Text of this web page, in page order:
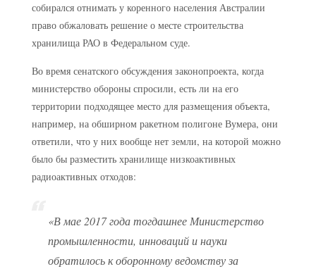
собирался отнимать у коренного населения Австралии
право обжаловать решение о месте строительства
хранилища РАО в Федеральном суде.
Во время сенатского обсуждения законопроекта, когда
министерство обороны спросили, есть ли на его
территории подходящее место для размещения объекта,
например, на обширном ракетном полигоне Вумера, они
ответили, что у них вообще нет земли, на которой можно
было бы разместить хранилище низкоактивных
радиоактивных отходов:
«В мае 2017 года тогдашнее Министерство
промышленности, инноваций и науки
обратилось к оборонному ведомству за